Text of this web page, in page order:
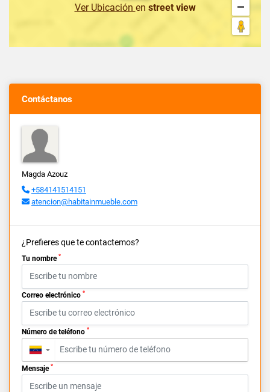
Ver Ubicación en street view
Contáctanos
Magda Azouz
+584141514151
atencion@habitainmueble.com
¿Prefieres que te contactemos?
Tu nombre *
Correo electrónico *
Número de teléfono *
▼
Mensaje *